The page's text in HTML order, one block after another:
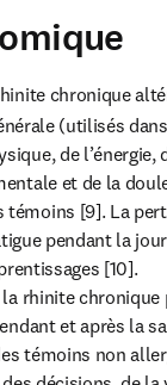
chronique
(utilisés
de l’énergie,
et de la
[9]. La
pendant la
[10].
rhinite
et après la
témoins non